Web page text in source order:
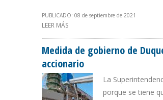
PUBLICADO: 08 de septiembre de 2021
LEER MÁS
Medida de gobierno de
accionario
La
porque se tiene